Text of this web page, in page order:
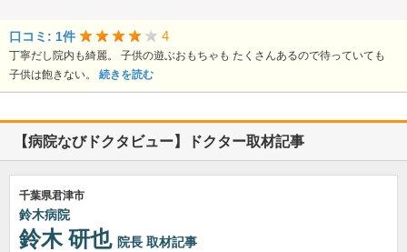
口コミ: 1件 4
丁寧だし院内も綺麗。 子供の遊ぶおもちゃも たくさんあるので待っていても
子供は飽きない。 続きを読む
【病院なびドクタビュー】ドクター取材記事
千葉県君津市
鈴木病院
鈴木 研也 院長 取材記事